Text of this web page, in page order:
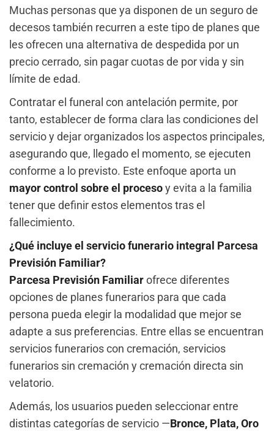
Muchas personas que ya disponen de un seguro de
decesos también recurren a este tipo de planes que
les ofrecen una alternativa de despedida por un
precio cerrado, sin pagar cuotas de por vida y sin
límite de edad.
Contratar el funeral con antelación permite, por
tanto, establecer de forma clara las condiciones del
servicio y dejar organizados los aspectos principales,
asegurando que, llegado el momento, se ejecuten
conforme a lo previsto. Este enfoque aporta un
mayor control sobre el procesoy evita a la familia
tener que definir estos elementos tras el
fallecimiento.
¿Qué incluye el servicio funerario integral Parcesa
Previsión Familiar?
Parcesa Previsión Familiarofrece diferentes
opciones de planes funerarios para que cada
persona pueda elegir la modalidad que mejor se
adapte a sus preferencias. Entre ellas se encuentran
servicios funerarios con cremación, servicios
funerarios sin cremación y cremación directa sin
velatorio.
Además, los usuarios pueden seleccionar entre
distintas categorías de servicio —Bronce, Plata, Oro